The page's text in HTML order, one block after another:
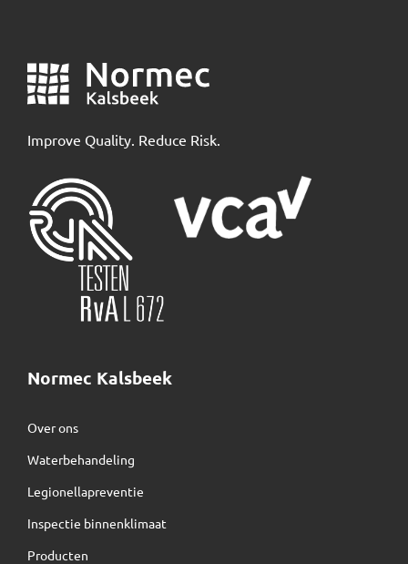
Improve Quality. Reduce Risk.
Normec Kalsbeek
Over ons
Waterbehandeling
Legionellapreventie
Inspectie binnenklimaat
Producten